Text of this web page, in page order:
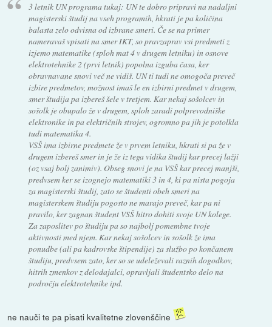
3 letnik UN programa tukaj: UN te dobro pripravi na nadaljni
magisterski študij na vseh programih, hkrati je pa količina
balasta zelo odvisna od izbrane smeri. Če se na primer
nameravaš vpisati na smer IKT, so pravzaprav vsi predmeti z
izjemo matematike (sploh mat 4 v drugem letniku) in osnove
elektrotehnike 2 (prvi letnik) popolna izguba časa, ker
obravnavane snovi več ne vidiš. UN ti tudi ne omogoča preveč
izbire predmetov, možnost imaš le en izbirni predmet v drugem,
smer študija pa izbereš šele v tretjem. Kar nekaj sošolcev in
sošolk je obupalo že v drugem, sploh zaradi polprevodniške
elektronike in pa električnih strojev, ogromno pa jih je potolkla
tudi matematika 4.
VSŠ ima izbirne predmete že v prvem letniku, hkrati si pa že v
drugem izbereš smer in je že iz tega vidika študij kar precej lažji
(oz vsaj bolj zanimiv). Obseg snovi je na VSŠ kar precej manjši,
predvsem ker se izognejo matematiki 3 in 4, ki pa nista pogoja
za magisterski študij, zato se študenti obeh smeri na
magisterskem študiju pogosto ne marajo preveč, kar pa ni
pravilo, ker zagnan študent VSŠ hitro dohiti svoje UN kolege.
Za zaposlitev po študiju pa so najbolj pomembne tvoje
aktivnosti med njem. Kar nekaj sošolcev in sošolk že ima
ponudbe (ali pa kadrovske štipendije) za službo po končanem
študiju, predvsem zato, ker so se udeleževali raznih dogodkov,
hitrih zmenkov z delodajalci, opravljali študentsko delo na
področju elektrotehnike ipd.
ne nauči te pa pisati kvalitetne zlovenščine